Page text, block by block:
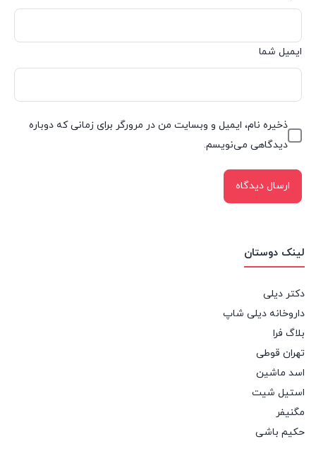
لینک دوستان
دکتر دیلی
داروخانه دیلی شاپ
بلاگ فرا
تهران قوطی
اسد ماشین
استیل شیت
مگنیفر
حکیم باشی
ایمیل شما
ذخیره نام، ایمیل و وبسایت من در مرورگر برای زمانی که دوباره
دیدگاهی می‌نویسم.